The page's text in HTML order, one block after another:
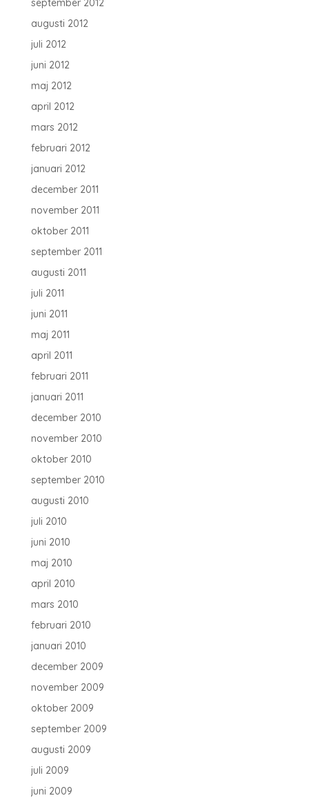
september 2012
augusti 2012
juli 2012
juni 2012
maj 2012
april 2012
mars 2012
februari 2012
januari 2012
december 2011
november 2011
oktober 2011
september 2011
augusti 2011
juli 2011
juni 2011
maj 2011
april 2011
februari 2011
januari 2011
december 2010
november 2010
oktober 2010
september 2010
augusti 2010
juli 2010
juni 2010
maj 2010
april 2010
mars 2010
februari 2010
januari 2010
december 2009
november 2009
oktober 2009
september 2009
augusti 2009
juli 2009
juni 2009